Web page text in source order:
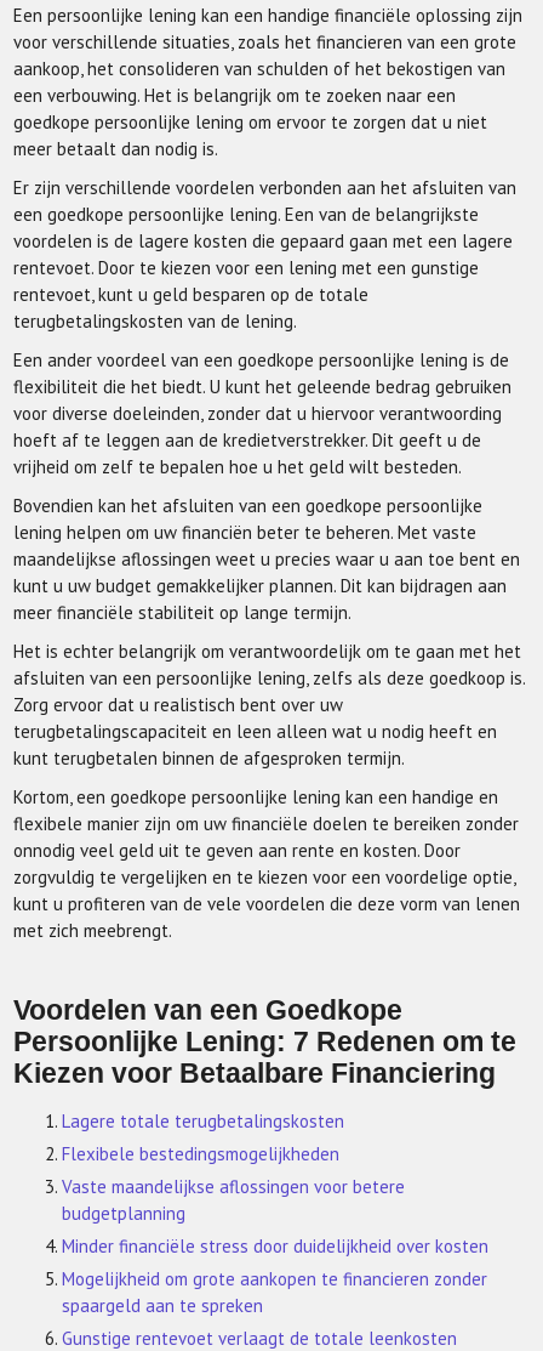
Een persoonlijke lening kan een handige financiële oplossing zijn
voor verschillende situaties, zoals het financieren van een grote
aankoop, het consolideren van schulden of het bekostigen van
een verbouwing. Het is belangrijk om te zoeken naar een
goedkope persoonlijke lening om ervoor te zorgen dat u niet
meer betaalt dan nodig is.
Er zijn verschillende voordelen verbonden aan het afsluiten van
een goedkope persoonlijke lening. Een van de belangrijkste
voordelen is de lagere kosten die gepaard gaan met een lagere
rentevoet. Door te kiezen voor een lening met een gunstige
rentevoet, kunt u geld besparen op de totale
terugbetalingskosten van de lening.
Een ander voordeel van een goedkope persoonlijke lening is de
flexibiliteit die het biedt. U kunt het geleende bedrag gebruiken
voor diverse doeleinden, zonder dat u hiervoor verantwoording
hoeft af te leggen aan de kredietverstrekker. Dit geeft u de
vrijheid om zelf te bepalen hoe u het geld wilt besteden.
Bovendien kan het afsluiten van een goedkope persoonlijke
lening helpen om uw financiën beter te beheren. Met vaste
maandelijkse aflossingen weet u precies waar u aan toe bent en
kunt u uw budget gemakkelijker plannen. Dit kan bijdragen aan
meer financiële stabiliteit op lange termijn.
Het is echter belangrijk om verantwoordelijk om te gaan met het
afsluiten van een persoonlijke lening, zelfs als deze goedkoop is.
Zorg ervoor dat u realistisch bent over uw
terugbetalingscapaciteit en leen alleen wat u nodig heeft en
kunt terugbetalen binnen de afgesproken termijn.
Kortom, een goedkope persoonlijke lening kan een handige en
flexibele manier zijn om uw financiële doelen te bereiken zonder
onnodig veel geld uit te geven aan rente en kosten. Door
zorgvuldig te vergelijken en te kiezen voor een voordelige optie,
kunt u profiteren van de vele voordelen die deze vorm van lenen
met zich meebrengt.
Voordelen van een Goedkope
Persoonlijke Lening: 7 Redenen om te
Kiezen voor Betaalbare Financiering
Lagere totale terugbetalingskosten
Flexibele bestedingsmogelijkheden
Vaste maandelijkse aflossingen voor betere
budgetplanning
Minder financiële stress door duidelijkheid over kosten
Mogelijkheid om grote aankopen te financieren zonder
spaargeld aan te spreken
Gunstige rentevoet verlaagt de totale leenkosten